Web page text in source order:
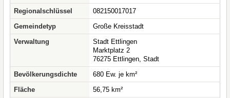
Regionalschlüssel
082150017017
Gemeindetyp
Große Kreisstadt
Verwaltung
Stadt Ettlingen
Marktplatz 2
76275 Ettlingen, Stadt
Bevölkerungsdichte
680 Ew. je km²
Fläche
56,75 km²